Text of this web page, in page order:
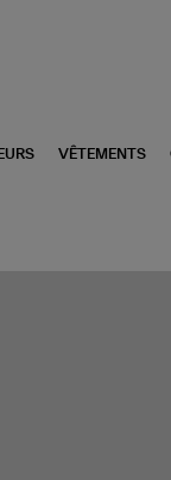
VÊTEMENTS